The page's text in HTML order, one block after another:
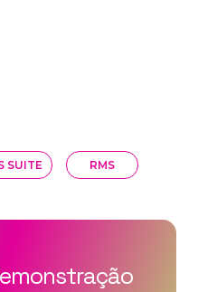
SUITE RMS